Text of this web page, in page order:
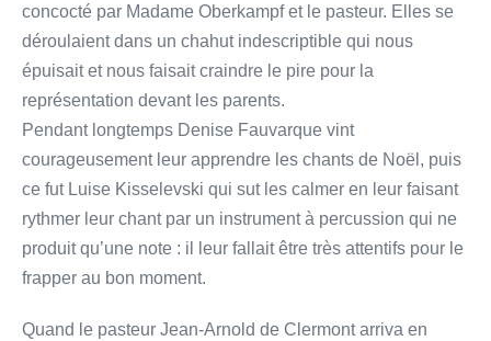
concocté par Madame Oberkampf et le pasteur. Elles se
déroulaient dans un chahut indescriptible qui nous
épuisait et nous faisait craindre le pire pour la
représentation devant les parents.
Pendant longtemps Denise Fauvarque vint
courageusement leur apprendre les chants de Noël, puis
ce fut Luise Kisselevski qui sut les calmer en leur faisant
rythmer leur chant par un instrument à percussion qui ne
produit qu’une note : il leur fallait être très attentifs pour le
frapper au bon moment.
Quand le pasteur Jean-Arnold de Clermont arriva en